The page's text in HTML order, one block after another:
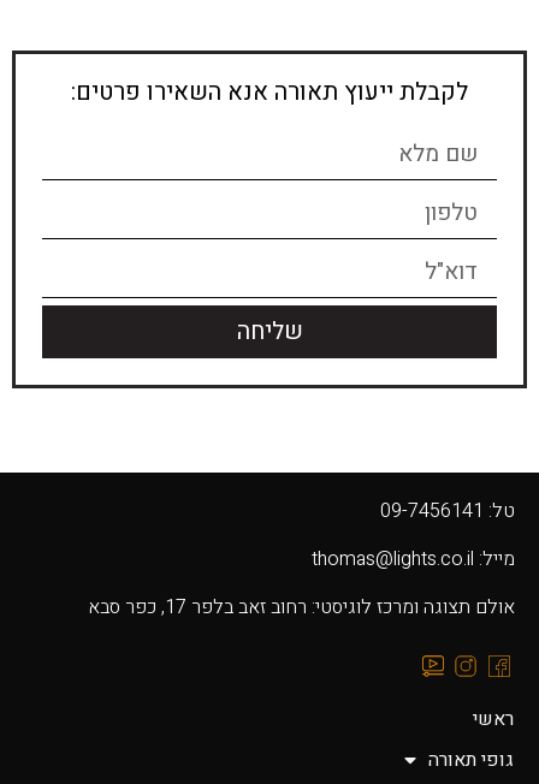
לקבלת ייעוץ תאורה אנא השאירו פרטים:
שליחה
טל: 09-7456141
מייל: thomas@lights.co.il‬
אולם תצוגה ומרכז לוגיסטי: רחוב זאב בלפר 17, כפר סבא
ראשי
גופי תאורה